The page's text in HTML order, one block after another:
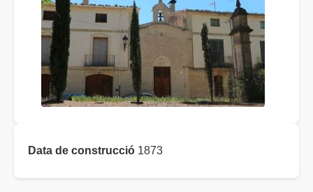
Data de construcció 1873